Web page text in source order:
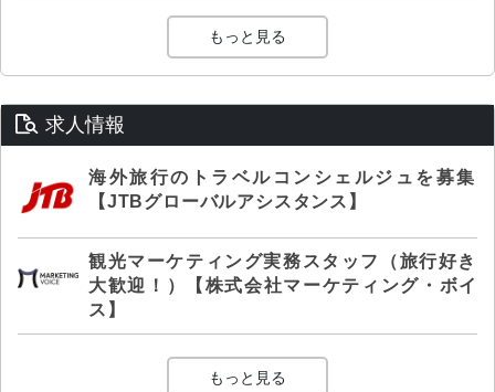
もっと見る
求人情報
海外旅行のトラベルコンシェルジュを募集
【JTBグローバルアシスタンス】
観光マーケティング実務スタッフ（旅行好き
大歓迎！）【株式会社マーケティング・ボイ
ス】
もっと見る